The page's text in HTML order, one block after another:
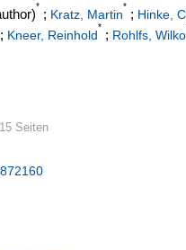
*
; Kratz, Martin
*
; Hinke,
; Kneer, Reinhold
*
; Rohlfs, Wilko
15 Seiten